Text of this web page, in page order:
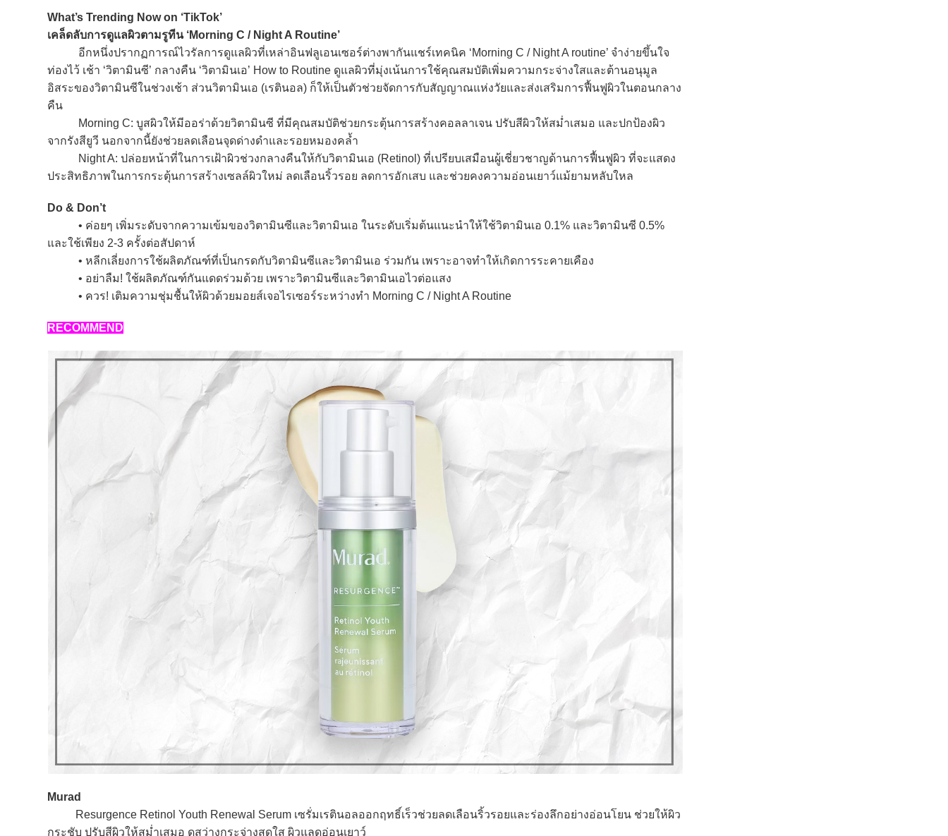
What’s Trending Now on ‘TikTok’
เคล็ดลับการดูแลผิวตามรูทีน ‘Morning C / Night A Routine’
อีกหนึ่งปรากฏการณ์ไวรัลการดูแลผิวที่เหล่าอินฟลูเอนเซอร์ต่างพากันแชร์เทคนิค ‘Morning C / Night A routine’ จำง่ายขึ้นใจ
ท่องไว้ เช้า ‘วิตามินซี’ กลางคืน ‘วิตามินเอ’ How to Routine ดูแลผิวที่มุ่งเน้นการใช้คุณสมบัติเพิ่มความกระจ่างใสและต้านอนุมูล
อิสระของวิตามินซีในช่วงเช้า ส่วนวิตามินเอ (เรตินอล) ก็ให้เป็นตัวช่วยจัดการกับสัญญาณแห่งวัยและส่งเสริมการฟื้นฟูผิวในตอนกลาง
คืน
Morning C: บูสผิวให้มีออร่าด้วยวิตามินซี ที่มีคุณสมบัติช่วยกระตุ้นการสร้างคอลลาเจน ปรับสีผิวให้สม่ำเสมอ และปกป้องผิว
จากรังสียูวี นอกจากนี้ยังช่วยลดเลือนจุดด่างดำและรอยหมองคล้ำ
Night A: ปล่อยหน้าที่ในการเฝ้าผิวช่วงกลางคืนให้กับวิตามินเอ (Retinol) ที่เปรียบเสมือนผู้เชี่ยวชาญด้านการฟื้นฟูผิว ที่จะแสดง
ประสิทธิภาพในการกระตุ้นการสร้างเซลล์ผิวใหม่ ลดเลือนริ้วรอย ลดการอักเสบ และช่วยคงความอ่อนเยาว์แม้ยามหลับใหล
Do & Don’t
• ค่อยๆ เพิ่มระดับจากความเข้มของวิตามินซีและวิตามินเอ ในระดับเริ่มต้นแนะนำให้ใช้วิตามินเอ 0.1% และวิตามินซี 0.5%
และใช้เพียง 2-3 ครั้งต่อสัปดาห์
• หลีกเลี่ยงการใช้ผลิตภัณฑ์ที่เป็นกรดกับวิตามินซีและวิตามินเอ ร่วมกัน เพราะอาจทำให้เกิดการระคายเคือง
• อย่าลืม! ใช้ผลิตภัณฑ์กันแดดร่วมด้วย เพราะวิตามินซีและวิตามินเอไวต่อแสง
• ควร! เติมความชุ่มชื้นให้ผิวด้วยมอยส์เจอไรเซอร์ระหว่างทำ Morning C / Night A Routine
RECOMMEND
Murad
Resurgence Retinol Youth Renewal Serum เซรั่มเรตินอลออกฤทธิ์เร็วช่วยลดเลือนริ้วรอยและร่องลึกอย่างอ่อนโยน ช่วยให้ผิว
กระชับ ปรับสีผิวให้สม่ำเสมอ ดูสว่างกระจ่างสดใส ผิวแลดูอ่อนเยาว์